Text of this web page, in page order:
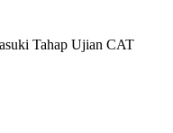
Tahap Ujian CAT